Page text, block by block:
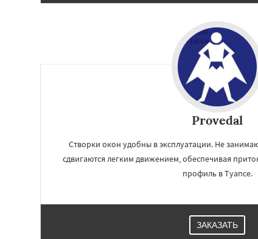
Provedal
Створки окон удобны в эксплуатации. Не
сдвигаются легким движением, обеспечивая
профиль в Туапсе.
ЗАКАЗАТЬ